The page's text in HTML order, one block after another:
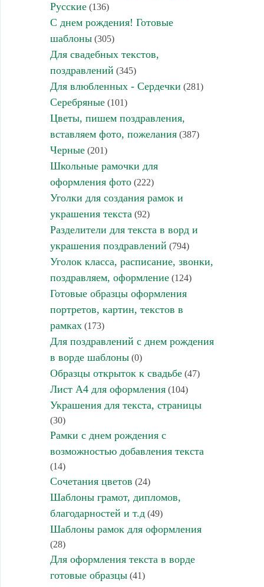
Русские(136)
С днем рождения! Готовые
шаблоны(305)
Для свадебных текстов,
поздравлений (345)
Для влюбленных - Сердечки (281)
Серебряные(101)
Цветы, пишем поздравления,
вставляем фото, пожелания(387)
Черные(201)
Школьные рамочки для
оформления фото(222)
Уголки для создания рамок и
украшения текста (92)
Разделители для текста в ворд и
украшения поздравлений (794)
Уголок класса, расписание, звонки,
поздравляем, оформление(124)
Готовые образцы оформления
портретов, картин, текстов в
рамках(173)
Для поздравлений с днем рождения
в ворде шаблоны(0)
Образцы открыток к свадьбе(47)
Лист А4 для оформления(104)
Украшения для текста, страницы
(30)
Рамки с днем рождения с
возможностью добавления текста
(14)
Сочетания цветов (24)
Шаблоны грамот, дипломов,
благодарностей и т.д(49)
Шаблоны рамок для оформления
(28)
Для оформления текста в ворде
готовые образцы(41)